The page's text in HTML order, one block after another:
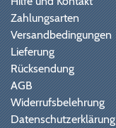
Zahlungsarten
Versandbedingungen
Lieferung
Rücksendung
AGB
Widerrufsbelehrung
Datenschutzerklärung